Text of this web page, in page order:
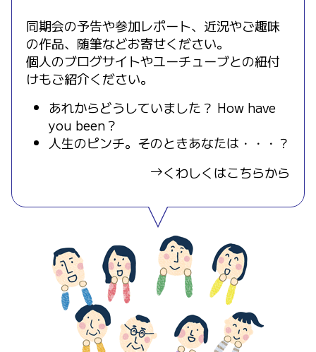
同期会の予告や参加レポート、近況やご趣味
の作品、随筆などお寄せください。
個人のブログサイトやユーチューブとの紐付
けもご紹介ください。
あれからどうしていました？ How have
you been？
人生のピンチ。そのときあなたは・・・？
くわしくはこちらから